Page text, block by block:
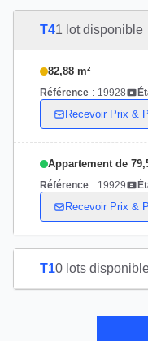
T41 lot disponible
82,88 m²
Référence : 19928
Recevoir Prix &
Appartement de
Référence : 19929
Recevoir Prix &
T10 lots